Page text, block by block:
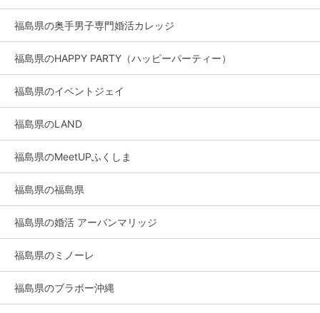
福島県の奥手男子専門婚活カレッジ
福島県のHAPPY PARTY（ハッピーパーティー）
福島県のイベントジェイ
福島県のLAND
福島県のMeetUPふくしま
福島県の福島県
福島県の婚活 アーバンマリッジ
福島県のミノーレ
福島県のブラボー沖縄